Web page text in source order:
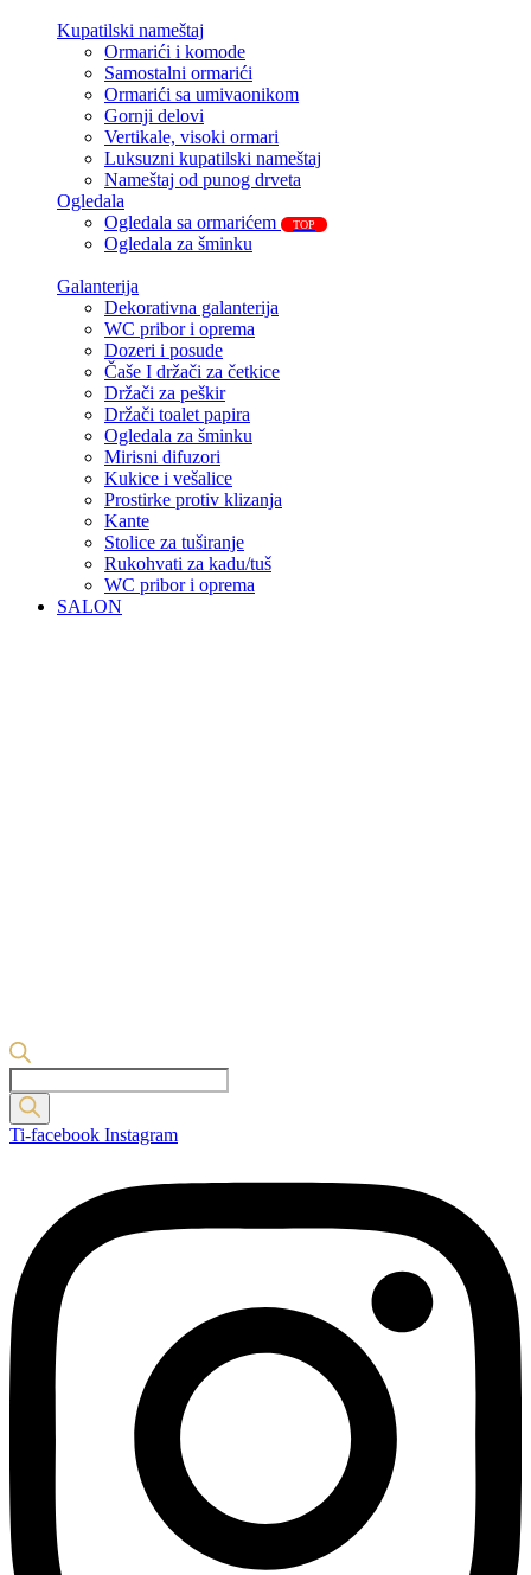
Kupatilski nameštaj
Ormarići i komode
Samostalni ormarići
Ormarići sa umivaonikom
Gornji delovi
Vertikale, visoki ormari
Luksuzni kupatilski nameštaj
Nameštaj od punog drveta
Ogledala
Ogledala sa ormarićem
TOP
Ogledala za šminku
Galanterija
Dekorativna galanterija
WC pribor i oprema
Dozeri i posude
Čaše I držači za četkice
Držači za peškir
Držači toalet papira
Ogledala za šminku
Mirisni difuzori
Kukice i vešalice
Prostirke protiv klizanja
Kante
Stolice za tuširanje
Rukohvati za kadu/tuš
WC pribor i oprema
SALON
Products
search
Ti-facebook Instagram